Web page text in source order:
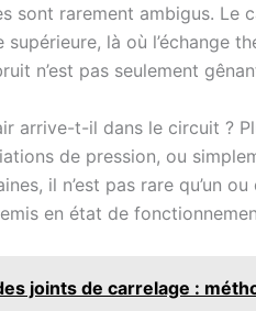
sont rarement ambigus. Le
supérieure, là où l’échange
n’est pas seulement
arrive-t-il dans le circuit ?
de pression, ou
il n’est pas rare qu’un
en état de
joints de carrelage :